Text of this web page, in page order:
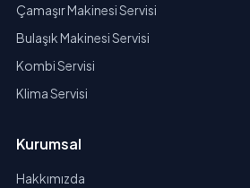
Çamaşır Makinesi Servisi
Bulaşık Makinesi Servisi
Kombi Servisi
Klima Servisi
Kurumsal
Hakkımızda